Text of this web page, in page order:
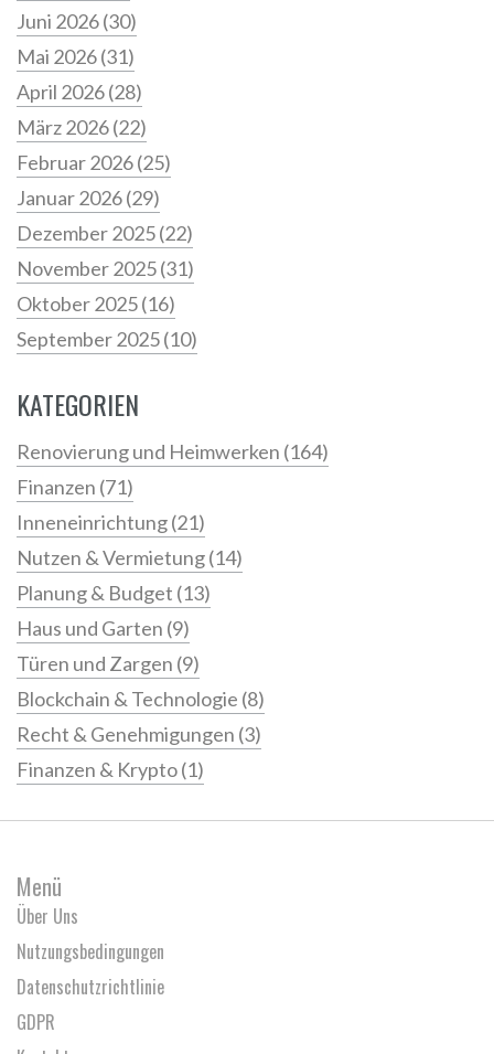
Juni 2026(30)
Mai 2026(31)
April 2026(28)
März 2026(22)
Februar 2026(25)
Januar 2026(29)
Dezember 2025(22)
November 2025(31)
Oktober 2025(16)
September 2025(10)
KATEGORIEN
Renovierung und Heimwerken (164)
Finanzen (71)
Inneneinrichtung(21)
Nutzen & Vermietung(14)
Planung & Budget (13)
Haus und Garten (9)
Türen und Zargen (9)
Blockchain & Technologie (8)
Recht & Genehmigungen (3)
Finanzen & Krypto(1)
Menü
Über Uns
Nutzungsbedingungen
Datenschutzrichtlinie
GDPR